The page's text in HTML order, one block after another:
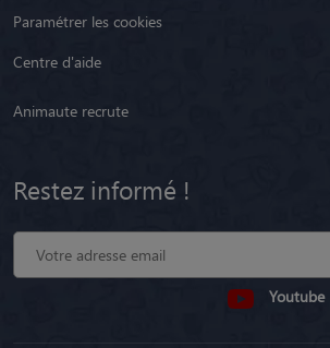
Paramétrer les cookies
Centre d'aide
Animaute recrute
Restez informé !
Youtube